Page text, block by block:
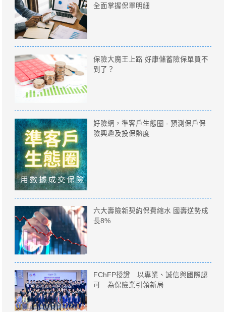
全面掌握保單明細
保險大魔王上路 好康儲蓄險保單買不
到了？
好險網，準客戶生態圈 - 預測保戶保
險興趣及投保熱度
六大壽險新契約保費縮水 國壽逆勢成
長8%
FChFP授證 以專業、誠信與國際認
可 為保險業引領新局